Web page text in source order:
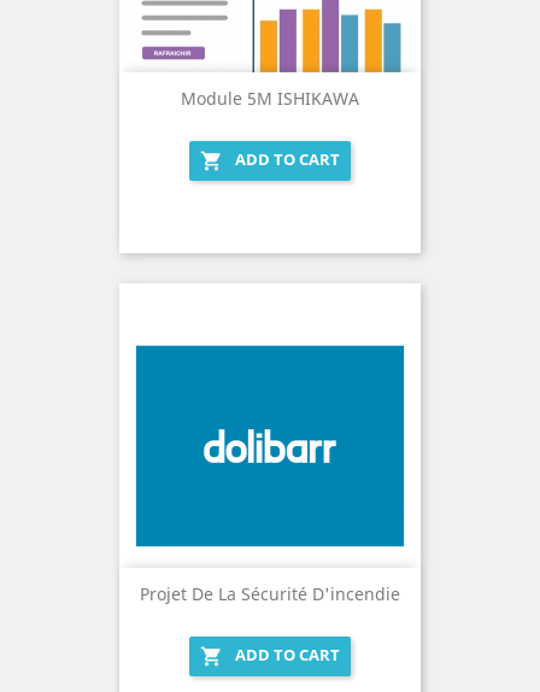
Module 5M ISHIKAWA
 ADD TO CART
Projet De La Sécurité D'incendie
 ADD TO CART